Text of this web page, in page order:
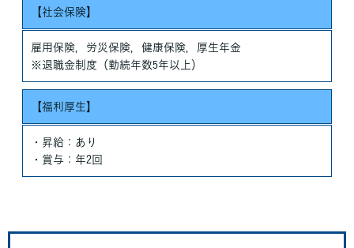
【社会保険】
雇用保険，労災保険，健康保険，厚生年金
※退職金制度（勤続年数5年以上）
【福利厚生】
・昇給：あり
・賞与：年2回